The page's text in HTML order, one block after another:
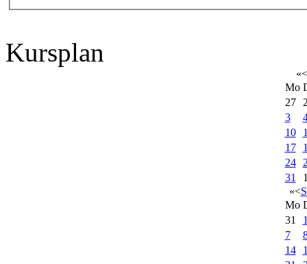
Kursplan
«<
Mo
27
3
10
17
24
31
«<
Mo
31
7
14